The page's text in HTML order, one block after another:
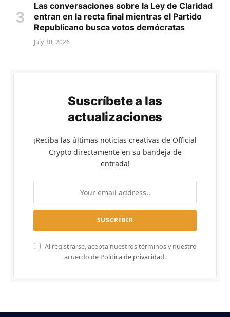
Las conversaciones sobre la Ley de Claridad
entran en la recta final mientras el Partido
Republicano busca votos demócratas
July 30, 2026
Suscríbete a las
actualizaciones
¡Reciba las últimas noticias creativas de Official
Crypto directamente en su bandeja de
entrada!
Al registrarse, acepta nuestros términos y nuestro
acuerdo de Política de privacidad.